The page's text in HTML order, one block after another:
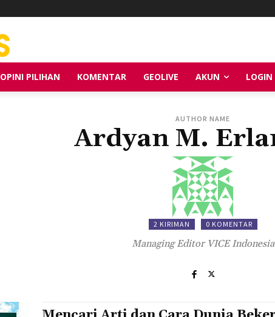
OPINI PILIHAN KOMENTAR GEOLIVE AKUN LOGIN
AUTHOR NAME
Ardyan M.
2 KIRIMAN 0 KOMENTAR
Managing Editor VICE Indonesia